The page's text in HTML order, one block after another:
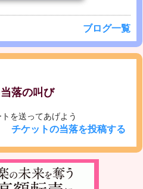
ブログ一覧
落の叫び
を送ってあげよう
チケットの当落を投稿する